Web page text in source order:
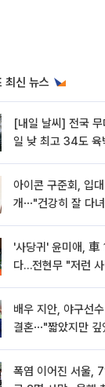
최신 뉴스
[내일 날씨] 전국
일 낮 최고 34도 육
아이콘 구준회, 입
개⋯"건강히 잘 다
'사당귀' 윤미애,
다…전현무 "저런
배우 지안, 야구선
결혼⋯"짧았지만 깊
폭염 이어진 서울,